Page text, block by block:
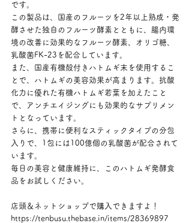
です。
この製品は、国産のフルーツを2年以上熟成・発
酵させた独自のフルーツ酵素とともに、腸内環
境の改善に効果的なフルーツ酵素、オリゴ糖、
乳酸菌FK-23を配合しています。
また、国産有機殻付きハトムギ末を使用するこ
とで、ハトムギの美容効果が高まります。抗酸
化力に優れた有機ハトムギ若葉を加えたこと
で、アンチエイジングにも効果的なサプリメン
トとなっています。
さらに、携帯に便利なスティックタイプの分包
入りで、1包には100億個の乳酸菌が配合されて
います。
毎日の美容と健康維持に、このハトムギ発酵食
品をお試しください。
店頭＆ネットショップで購入できますよ！
https://tenbusu.thebase.in/items/28369897